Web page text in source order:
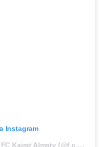
Instagram
Публикация от «Қайрат» ФК | FC Kairat Almaty (@f.c.kairat)